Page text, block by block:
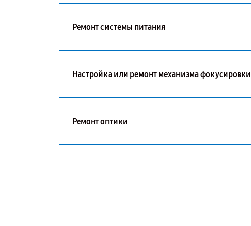
Ремонт системы питания
Настройка или ремонт механизма фокусировки
Ремонт оптики